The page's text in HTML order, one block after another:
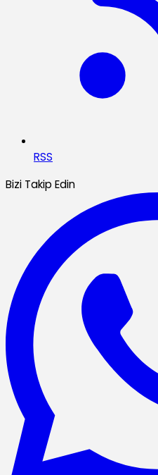
RSS
Bizi Takip Edin